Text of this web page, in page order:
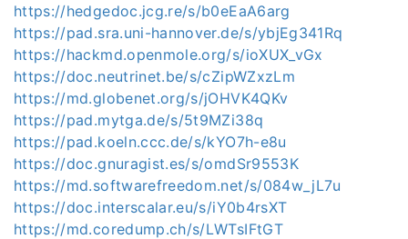
https://hedgedoc.jcg.re/s/b0eEaA6arg
https://pad.sra.uni-hannover.de/s/ybjEg341Rq
https://hackmd.openmole.org/s/ioXUX_vGx
https://doc.neutrinet.be/s/cZipWZxzLm
https://md.globenet.org/s/jOHVK4QKv
https://pad.mytga.de/s/5t9MZi38q
https://pad.koeln.ccc.de/s/kYO7h-e8u
https://doc.gnuragist.es/s/omdSr9553K
https://md.softwarefreedom.net/s/084w_jL7u
https://doc.interscalar.eu/s/iY0b4rsXT
https://md.coredump.ch/s/LWTsIFtGT